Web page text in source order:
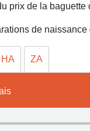
prix de la baguette
de
HA ZA